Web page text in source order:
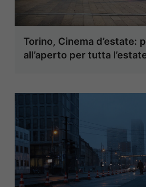
Torino, Cinema d’estate:
all’aperto per tutta